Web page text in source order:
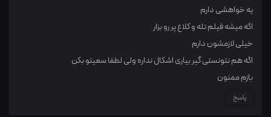
یه خواهشی دارم
اگه میشه فیلم تله و کلاغ پر رو بزار
خیلی لازمشون دارم
اگه هم نتونستی گیر بیاری اشکال نداره ولی لطفا سعیتو بکن
بازم ممنون
پاسخ